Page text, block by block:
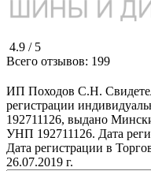
4.9 / 5
Всего отзывов: 199
ИП Походов С.Н.
регистрации
192711126, выдано
УНП 192711126. Дата
Дата регистрации в
26.07.2019 г.